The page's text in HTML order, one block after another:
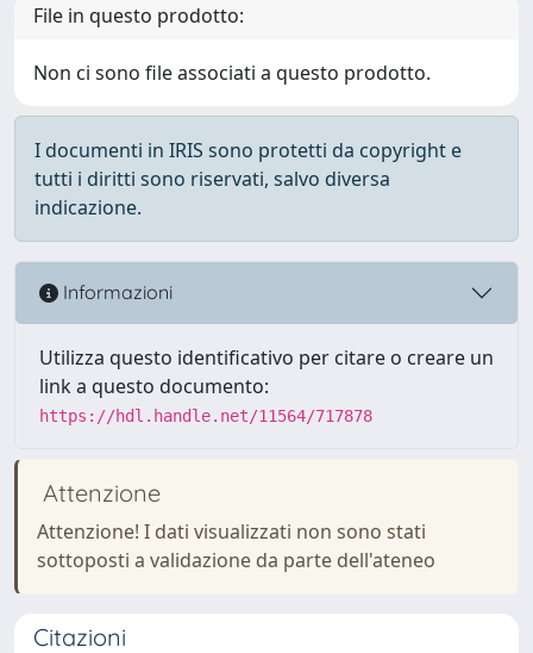
File in questo prodotto:
Non ci sono file associati a questo prodotto.
I documenti in IRIS sono protetti da copyright e
tutti i diritti sono riservati, salvo diversa
indicazione.
Informazioni
Utilizza questo identificativo per citare o creare un
link a questo documento:
https://hdl.handle.net/11564/717878
Attenzione
Attenzione! I dati visualizzati non sono stati
sottoposti a validazione da parte dell'ateneo
Citazioni